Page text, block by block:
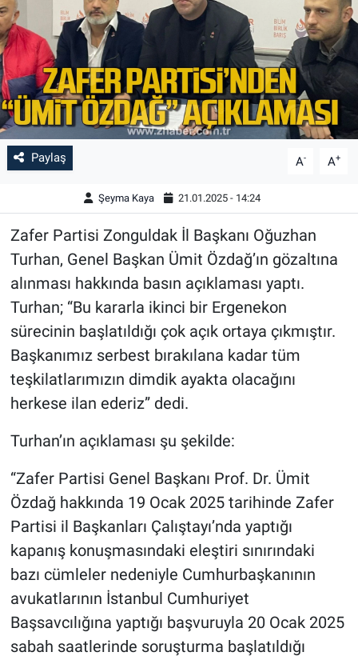
Paylaş A- A+
Şeyma Kaya 21.01.2025 - 14:24
Zafer Partisi Zonguldak İl Başkanı Oğuzhan
Turhan, Genel Başkan Ümit Özdağ’ın gözaltına
alınması hakkında basın açıklaması yaptı.
Turhan; “Bu kararla ikinci bir Ergenekon
sürecinin başlatıldığı çok açık ortaya çıkmıştır.
Başkanımız serbest bırakılana kadar tüm
teşkilatlarımızın dimdik ayakta olacağını
herkese ilan ederiz” dedi.
Turhan’ın açıklaması şu şekilde:
“Zafer Partisi Genel Başkanı Prof. Dr. Ümit
Özdağ hakkında 19 Ocak 2025 tarihinde Zafer
Partisi il Başkanları Çalıştayı’nda yaptığı
kapanış konuşmasındaki eleştiri sınırındaki
bazı cümleler nedeniyle Cumhurbaşkanının
avukatlarının İstanbul Cumhuriyet
Başsavcılığına yaptığı başvuruyla 20 Ocak 2025
sabah saatlerinde soruşturma başlatıldığı